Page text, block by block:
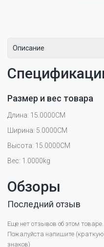
Описание
Размер и вес товара
Длина: 15.0000CM
Ширина: 5.0000CM
Высота: 15.0000CM
Вес: 1.0000kg
Обзоры
Последний отзыв
Еще нет отзывов об этом товаре.
Пожалуйста напишите
знаков)